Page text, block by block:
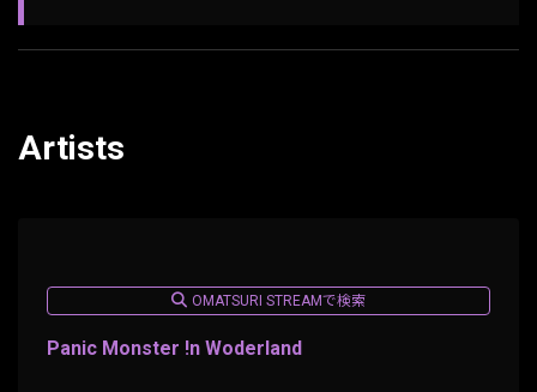
Artists
OMATSURI STREAMで検索
Panic Monster !n Woderland